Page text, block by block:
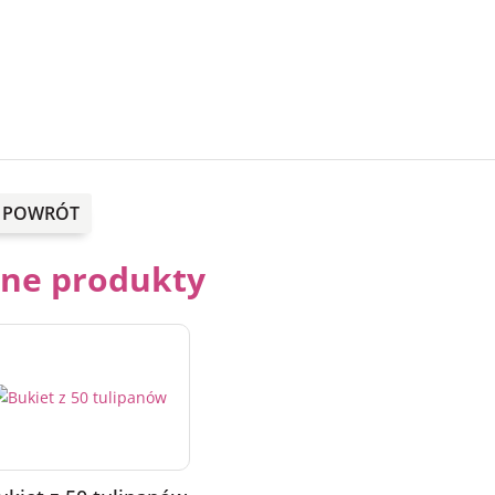
POWRÓT
produkty